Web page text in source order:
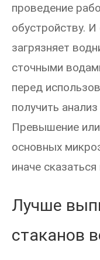
проведение
обустройству.
загрязняет
сточными
перед
получить
Превышение
основных
иначе
Лучше
стаканов